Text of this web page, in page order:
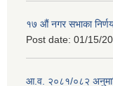
१७ औं नगर सभाका
Post date: 01/15/
आ.व. २०८१/०८२